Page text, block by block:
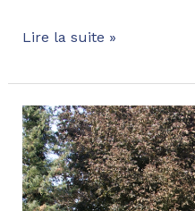
Lire la suite »
Le
foyer
Jean
Tinturier